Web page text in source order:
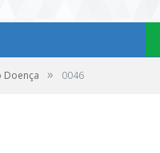
Doença » 0046